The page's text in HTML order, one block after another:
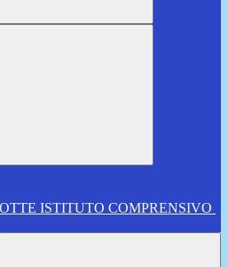
ISTITUTO COMPRENSIVO